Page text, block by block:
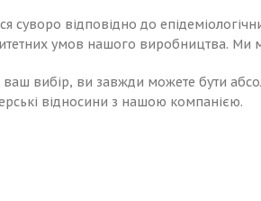
суворо відповідно до
умов нашого виробництва. Ми
ваш вибір, ви завжди можете бути
відносини з нашою компанією.